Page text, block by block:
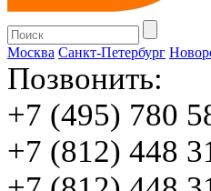
Москва Санкт-Петербург
Позвонить:
+7 (495) 780
+7 (812) 448